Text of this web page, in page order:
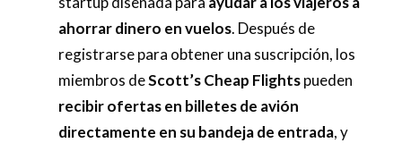
ahorrar dinero en vuelos. Después de
registrarse para obtener una suscripción, los
miembros deScott’s Cheap Flightspueden
recibir ofertas en billetes de avión
directamente en su bandeja de entrada, y